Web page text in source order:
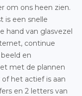
om ons heen zien.
is een snelle
hand van glasvezel
continue
en
met de plannen
het actief is aan
en 2 letters van